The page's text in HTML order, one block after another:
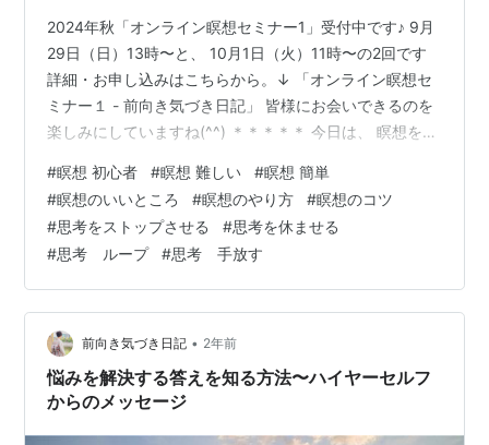
2024年秋「オンライン瞑想セミナー1」受付中です♪ 9月
29日（日）13時〜と、 10月1日（火）11時〜の2回です
詳細・お申し込みはこちらから。↓ 「オンライン瞑想セ
ミナー１ - 前向き気づき日記」 皆様にお会いできるのを
楽しみにしていますね(^^) ＊＊＊＊＊ 今日は、 瞑想をし
たら色んなことを考えてしまっている、という時に、 何
が起こっているのか？ そうなる理由やその対処法につい
てお話しします。 瞑想をしていると、日によって 今日は
集中できたと感じることもあれば、 全然集中できない！
と思う日があったり、 そもそも呼吸に意識を向けよ…
#瞑想 初心者 #瞑想 難しい #瞑想 簡単
#瞑想のいいところ #瞑想のやり方 #瞑想のコツ
#思考をストップさせる #思考を休ませる
#思考 ループ #思考 手放す
前向き気づき日記 • 2年前
悩みを解決する答えを知る方法〜ハイヤーセルフ
からのメッセージ